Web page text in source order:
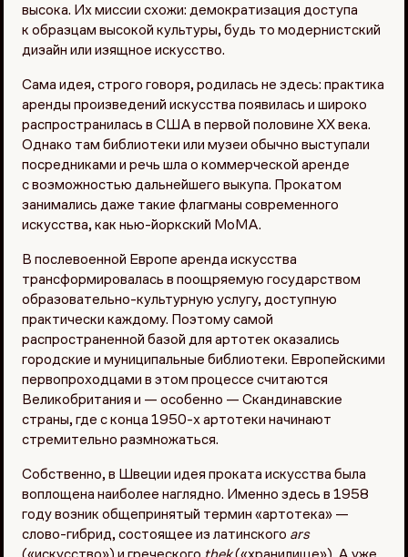
высока. Их миссии схожи: демократизация доступа
к образцам высокой культуры, будь то модернистский
дизайн или изящное искусство.
Сама идея, строго говоря, родилась не здесь: практика
аренды произведений искусства появилась и широко
распространилась в США в первой половине XX века.
Однако там библиотеки или музеи обычно выступали
посредниками и речь шла о коммерческой аренде
с возможностью дальнейшего выкупа. Прокатом
занимались даже такие флагманы современного
искусства, как нью-йоркский МоМА.
В послевоенной Европе аренда искусства
трансформировалась в поощряемую государством
образовательно-культурную услугу, доступную
практически каждому. Поэтому самой
распространенной базой для артотек оказались
городские и муниципальные библиотеки. Европейскими
первопроходцами в этом процессе считаются
Великобритания и — особенно — Скандинавские
страны, где с конца 1950-х артотеки начинают
стремительно размножаться.
Собственно, в Швеции идея проката искусства была
воплощена наиболее наглядно. Именно здесь в 1958
году возник общепринятый термин «артотека» —
слово-гибрид, состоящее из латинского ars